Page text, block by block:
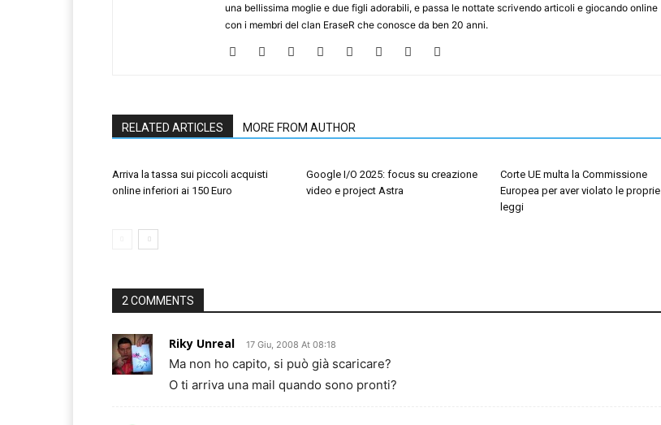
una bellissima moglie e due figli adorabili, e passa le nottate scrivendo articoli e giocando online
con i membri del clan EraseR che conosce da ben 20 anni.
RELATED ARTICLES MORE FROM AUTHOR
Arriva la tassa sui piccoli acquisti
online inferiori ai 150 Euro
Google I/O 2025: focus su creazione
video e project Astra
Corte UE multa la Commissione
Europea per aver violato le proprie
leggi
2 COMMENTS
Riky Unreal 17 Giu, 2008 At 08:18
Ma non ho capito, si può già scaricare?
O ti arriva una mail quando sono pronti?